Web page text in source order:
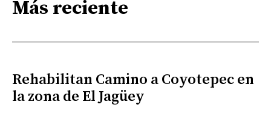
Más reciente
Rehabilitan Camino a Coyotepec en
la zona de El Jagüey